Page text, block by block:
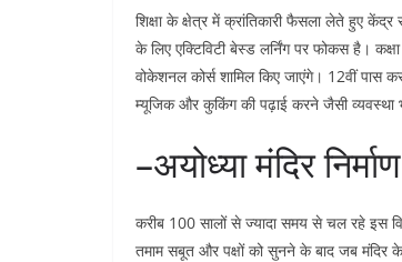
शिक्षा के क्षेत्र में क्रांतिकारी फैसला लेते हुए
के लिए एक्टिविटी बेस्ड लर्निंग पर फोकस है।
वोकेशनल कोर्स शामिल किए जाएंगे। 12वीं पास
म्यूजिक और कुकिंग की पढ़ाई करने जैसी व्यवस्था
–अयोध्या मंदिर निर्माण
करीब 100 सालों से ज्यादा समय से चल रहे इस
तमाम सबूत और पक्षों को सुनने के बाद जब मंदिर